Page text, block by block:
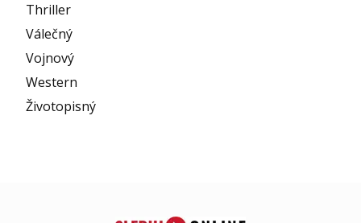
Thriller
Válečný
Vojnový
Western
Životopisný